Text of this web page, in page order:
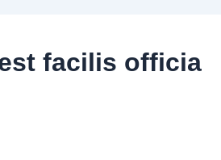
facilis officia